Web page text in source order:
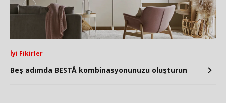
İyi Fikirler
Beş adımda BESTÅ kombinasyonunuzu oluşturun